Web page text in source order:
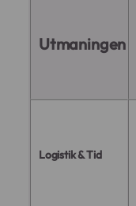
Utmaningen
Logistik & Tid